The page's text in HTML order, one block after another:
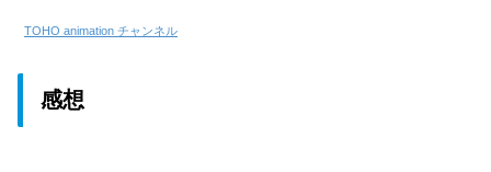
TOHO animation チャンネル
感想